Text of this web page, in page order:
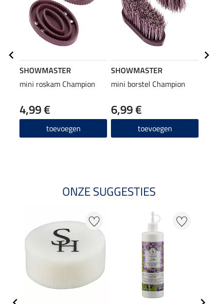
SHOWMASTER
mini roskam Champion
4,99 €
toevoegen
SHOWMASTER
mini borstel Champion
6,99 €
toevoegen
ONZE SUGGESTIES